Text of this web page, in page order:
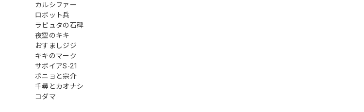
カルシファー
ロボット兵
ラピュタの石碑
夜空のキキ
おすましジジ
キキのマーク
サボイアS-21
ポニョと宗介
千尋とカオナシ
コダマ